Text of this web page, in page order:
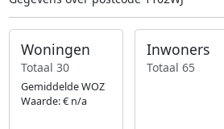
Woningen
Totaal 30
Gemiddelde WOZ
Waarde: € n/a
Inwoners
Totaal 65